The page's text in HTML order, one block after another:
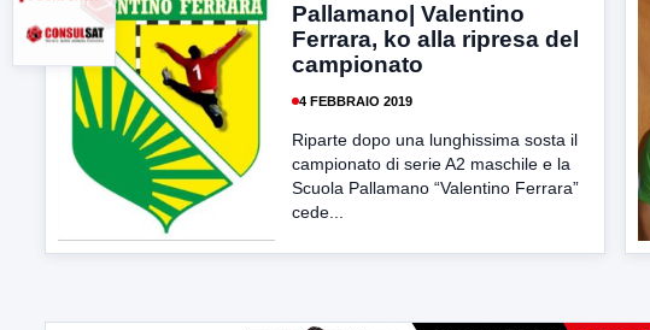
Pallamano| Valentino
Ferrara, ko alla ripresa del
campionato
4 FEBBRAIO 2019
Riparte dopo una lunghissima sosta il
campionato di serie A2 maschile e la
Scuola Pallamano “Valentino Ferrara”
cede...